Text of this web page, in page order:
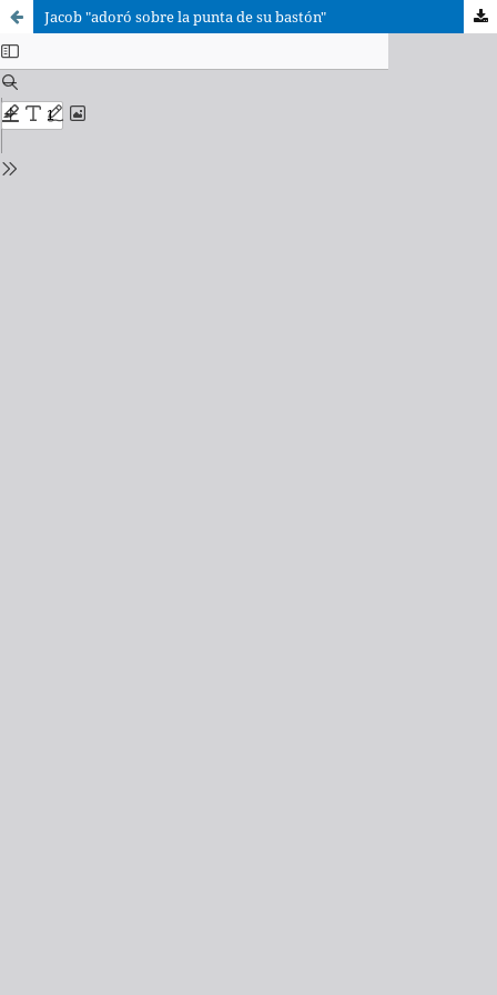
Jacob "adoró sobre la punta de su bastón"